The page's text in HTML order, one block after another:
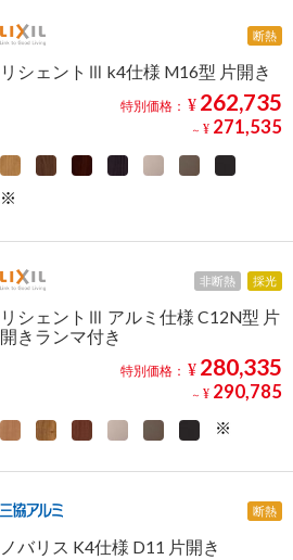
断熱
リシェントⅢ k4仕様 M16型 片開き
特別価格： ¥ 262,735
～ ¥ 271,535
非断熱 採光
リシェントⅢ アルミ仕様 C12N型 片
開きランマ付き
特別価格： ¥ 280,335
～ ¥ 290,785
断熱
ノバリス K4仕様 D11 片開き